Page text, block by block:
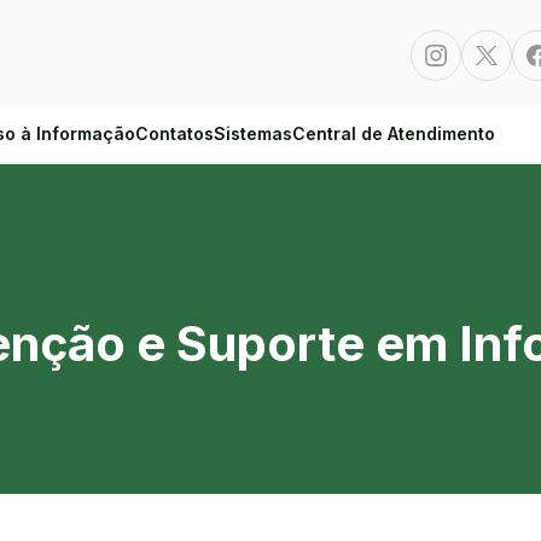
Instagram
à InformaçãoContatosSistemasCentral de Atendimento
em Informática
e Suporte em